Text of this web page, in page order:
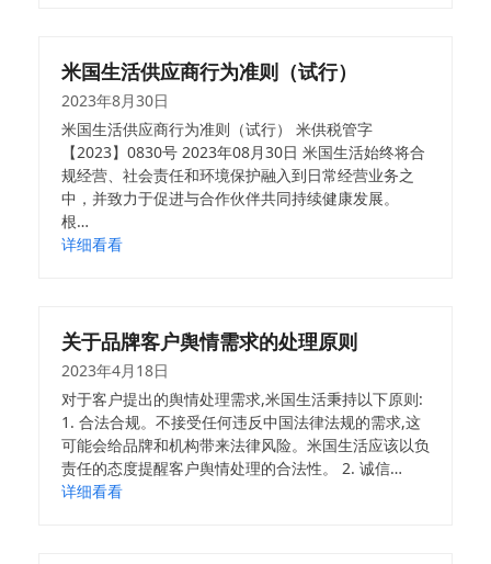
米国生活供应商行为准则（试行）
2023年8月30日
米国生活供应商行为准则（试行） 米供税管字
【2023】0830号 2023年08月30日 米国生活始终将合
规经营、社会责任和环境保护融入到日常经营业务之
中，并致力于促进与合作伙伴共同持续健康发展。
根…
详细看看
关于品牌客户舆情需求的处理原则
2023年4月18日
对于客户提出的舆情处理需求,米国生活秉持以下原则:
1. 合法合规。不接受任何违反中国法律法规的需求,这
可能会给品牌和机构带来法律风险。米国生活应该以负
责任的态度提醒客户舆情处理的合法性。 2. 诚信…
详细看看